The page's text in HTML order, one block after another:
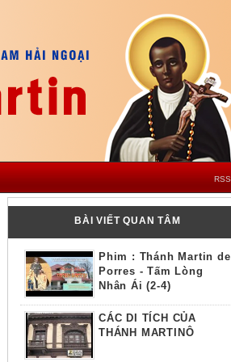
RSS
BÀI VIẾT QUAN TÂM
Phim : Thánh Martin de
Porres - Tấm Lòng
Nhân Ái (2-4)
CÁC DI TÍCH CỦA
THÁNH MARTINÔ